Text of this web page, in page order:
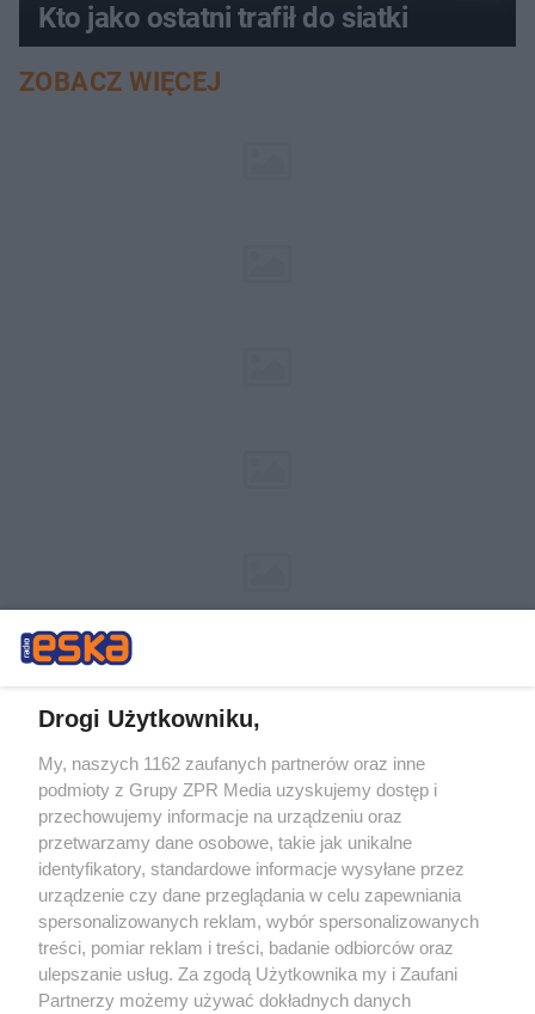
Kto jako ostatni trafił do siatki
ZOBACZ WIĘCEJ
Żaden utwór zamieszczony w serwisie nie może być powielany i
rozpowszechniany lub dalej rozpowszechniany w jakikolwiek sposób (w
tym także elektroniczny lub mechaniczny) na jakimkolwiek polu
eksploatacji w jakiejkolwiek formie, włącznie z umieszczaniem w
Internecie bez pisemnej zgody właściciela praw. Jakiekolwiek użycie lub
wykorzystanie utworów w całości lub w części z naruszeniem prawa,
tzn. bez właściwej zgody, jest zabronione pod groźbą kary i może być
ścigane prawnie.
Drogi Użytkowniku,
My, naszych 1162 zaufanych partnerów oraz inne
podmioty z Grupy ZPR Media uzyskujemy dostęp i
przechowujemy informacje na urządzeniu oraz
przetwarzamy dane osobowe, takie jak unikalne
identyfikatory, standardowe informacje wysyłane przez
urządzenie czy dane przeglądania w celu zapewniania
spersonalizowanych reklam, wybór spersonalizowanych
treści, pomiar reklam i treści, badanie odbiorców oraz
ulepszanie usług. Za zgodą Użytkownika my i Zaufani
Partnerzy możemy używać dokładnych danych